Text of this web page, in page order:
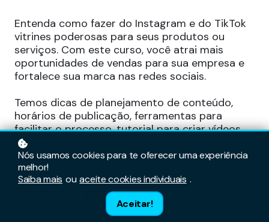
Entenda como fazer do Instagram e do TikTok
vitrines poderosas para seus produtos ou
serviços. Com este curso, você atrai mais
oportunidades de vendas para sua empresa e
fortalece sua marca nas redes sociais.
Temos dicas de planejamento de conteúdo,
horários de publicação, ferramentas para
facilitar o processo, tutorial para criar vídeos,
entre outros. Um curso mão na massa para
conquistar bons resultados!
Inscreva-se gratuitamente
Nós usamos cookies para te oferecer uma experiência
melhor!
Saiba mais ou aceite cookies individuais .
Aceitar!